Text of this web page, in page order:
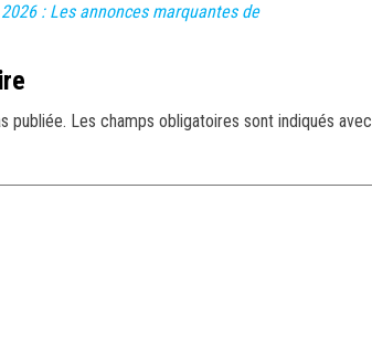
: Les annonces marquantes de
publiée. Les champs obligatoires sont indiqués avec